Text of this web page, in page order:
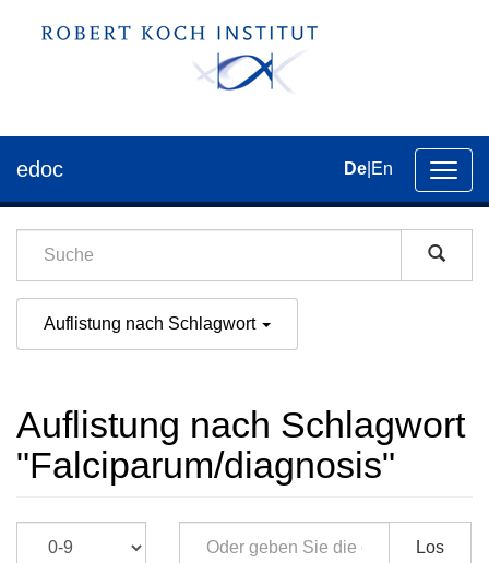
der
edoc De En
Auflistung nach Schlagwort
Auflistung nach Schlagwort
"Falciparum/diagnosis"
Los